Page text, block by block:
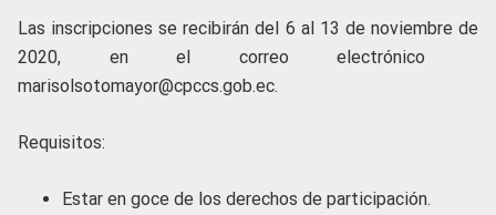
Las inscripciones se recibirán del 6 al 13 de noviembre de
2020, en el correo electrónico
marisolsotomayor@cpccs.gob.ec.
Requisitos:
Estar en goce de los derechos de participación.